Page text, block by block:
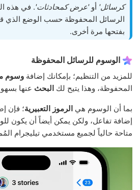
كرسائل' أو'عرض كمحادثات'. في هذه
الرسائل المحفوظة حسب الوضع الذي
بفتحها مرة أخرى.
الوسوم للرسائل المحفوظة
للمزيد من التنظيم؛ بإمكانك إضافة وسوم
المحفوظة، وهذا يتيح لك البحث عنها
بما أن الوسوم هي الرموز التعبيرية؛ فإن
إضافة تفاعل، ولكن يمكن أيضاً أن يكون
متاحة حالياً لجميع مستخدمي تيليجرام